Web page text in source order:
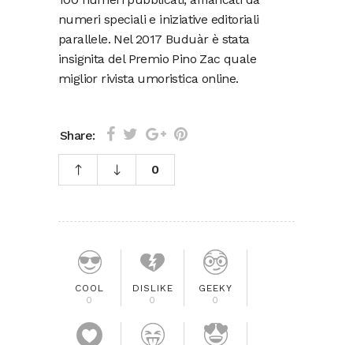
numeri speciali e iniziative editoriali
parallele. Nel 2017 Buduàr è stata
insignita del Premio Pino Zac quale
miglior rivista umoristica online.
Share:
0
COOL
0
DISLIKE
0
GEEKY
0